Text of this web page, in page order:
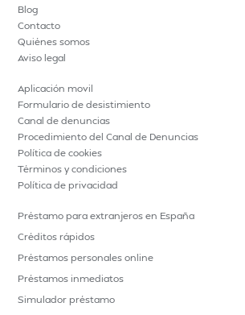
Blog
Contacto
Quiénes somos
Aviso legal
Aplicación movil
Formulario de desistimiento
Canal de denuncias
Procedimiento del Canal de Denuncias
Política de cookies
Términos y condiciones
Política de privacidad
Préstamo para extranjeros en España
Créditos rápidos
Préstamos personales online
Préstamos inmediatos
Simulador préstamo